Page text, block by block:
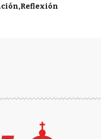
Reflexión